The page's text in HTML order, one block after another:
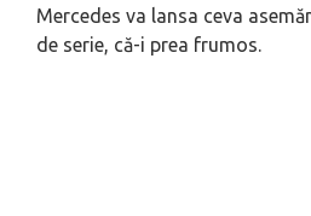
Mercedes va lansa ceva
de serie, că-i prea frumos.